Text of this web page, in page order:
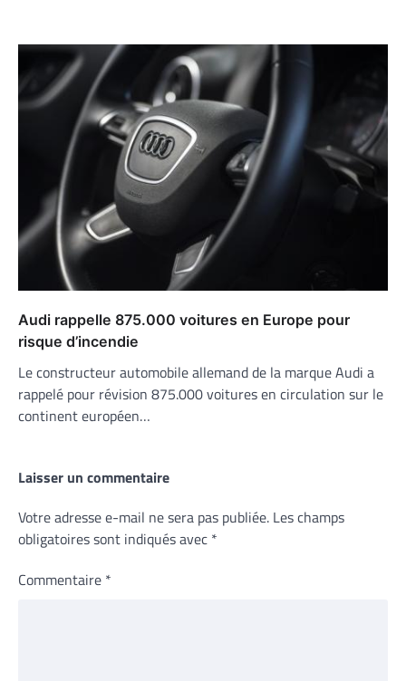
Audi rappelle 875.000 voitures en Europe pour
risque d’incendie
Le constructeur automobile allemand de la marque Audi a
rappelé pour révision 875.000 voitures en circulation sur le
continent européen…
Laisser un commentaire
Votre adresse e-mail ne sera pas publiée. Les champs
obligatoires sont indiqués avec *
Commentaire *